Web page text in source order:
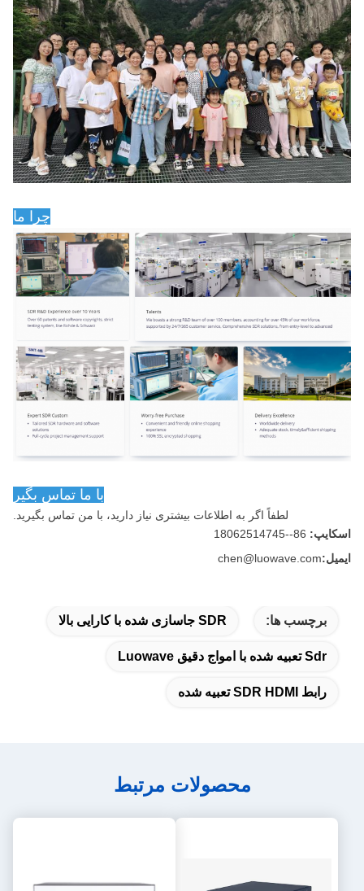
چرا ما
با ما تماس بگير
لطفاً اگر به اطلاعات بیشتری نیاز دارید، با من تماس بگیرید.
اسکایپ: 86--18062514745
ایمیل:chen@luowave.com
برچسب ها: SDR جاسازی شده با کارایی بالا
Sdr تعبیه شده با امواج دقیق Luowave
رابط SDR HDMI تعبیه شده
محصولات مرتبط